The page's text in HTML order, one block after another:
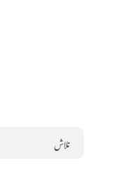
Search